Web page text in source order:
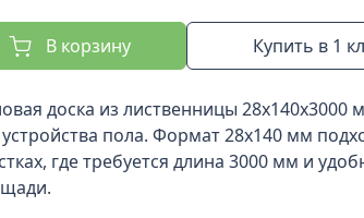
В корзину Купить в 1
доска из лиственницы
пола. Формат 28x140 мм
где требуется длина 3000 мм и